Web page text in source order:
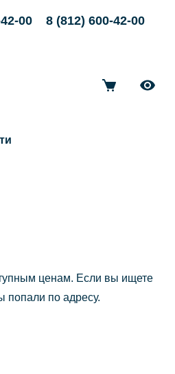
00 8 (812) 600-42-00
ценам. Если вы ищете
попали по адресу.